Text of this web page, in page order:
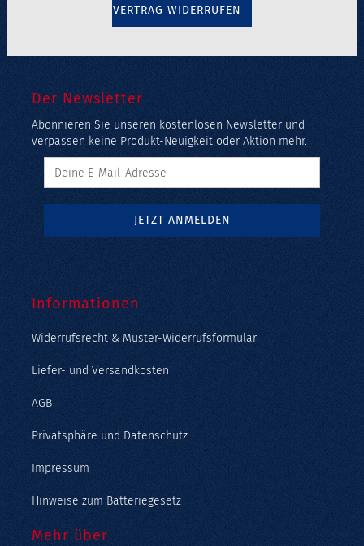
VERTRAG WIDERRUFEN
Der Newsletter
Abonnieren Sie unseren kostenlosen Newsletter und
verpassen keine Produkt-Neuigkeit oder Aktion mehr.
Informationen
Widerrufsrecht & Muster-Widerrufsformular
Liefer- und Versandkosten
AGB
Privatsphäre und Datenschutz
Impressum
Hinweise zum Batteriegesetz
Mehr über